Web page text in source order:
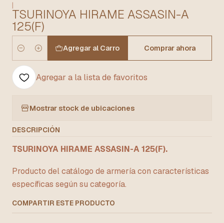
|
TSURINOYA HIRAME ASSASIN-A
125(F)
Cantidad
Agregar al Carro Comprar ahora
Agregar a la lista de favoritos
Mostrar stock de ubicaciones
DESCRIPCIÓN
TSURINOYA HIRAME ASSASIN-A 125(F).
Producto del catálogo de armería con características
específicas según su categoría.
COMPARTIR ESTE PRODUCTO